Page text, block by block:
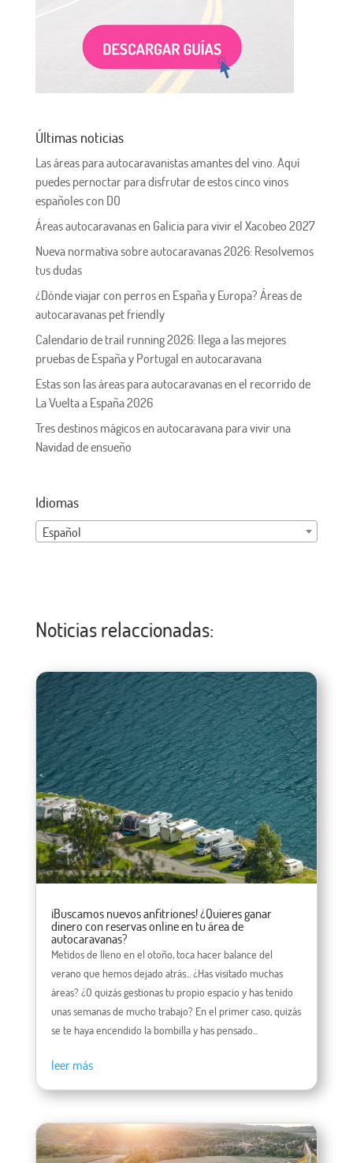
Últimas noticias
Las áreas para autocaravanistas amantes del vino. Aquí
puedes pernoctar para disfrutar de estos cinco vinos
españoles con DO
Áreas autocaravanas en Galicia para vivir el Xacobeo 2027
Nueva normativa sobre autocaravanas 2026: Resolvemos
tus dudas
¿Dónde viajar con perros en España y Europa? Áreas de
autocaravanas pet friendly
Calendario de trail running 2026: llega a las mejores
pruebas de España y Portugal en autocaravana
Estas son las áreas para autocaravanas en el recorrido de
La Vuelta a España 2026
Tres destinos mágicos en autocaravana para vivir una
Navidad de ensueño
Idiomas
Español
Noticias relaccionadas:
¡Buscamos nuevos anfitriones! ¿Quieres ganar
dinero con reservas online en tu área de
autocaravanas?
Metidos de lleno en el otoño, toca hacer balance del
verano que hemos dejado atrás... ¿Has visitado muchas
áreas? ¿O quizás gestionas tu propio espacio y has tenido
unas semanas de mucho trabajo? En el primer caso, quizás
se te haya encendido la bombilla y has pensado...
leer más